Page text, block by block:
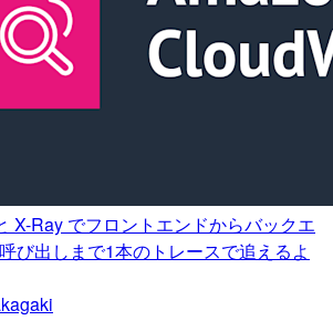
X-Ray でフロントエンドからバックエ
び出しまで1本のトレースで追えるよ